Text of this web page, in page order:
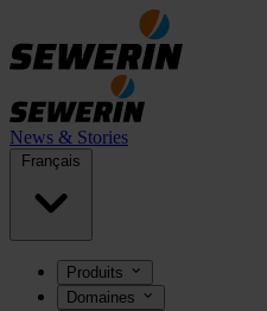
News & Stories
Français
Produits
Domaines